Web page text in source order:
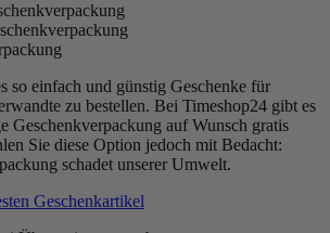
so einfach und günstig Geschenke für
zu bestellen. Bei Timeshop24 gibt es
Geschenkverpackung auf Wunsch gratis
Sie diese Option jedoch mit Bedacht:
schadet unserer Umwelt.
Geschenkartikel